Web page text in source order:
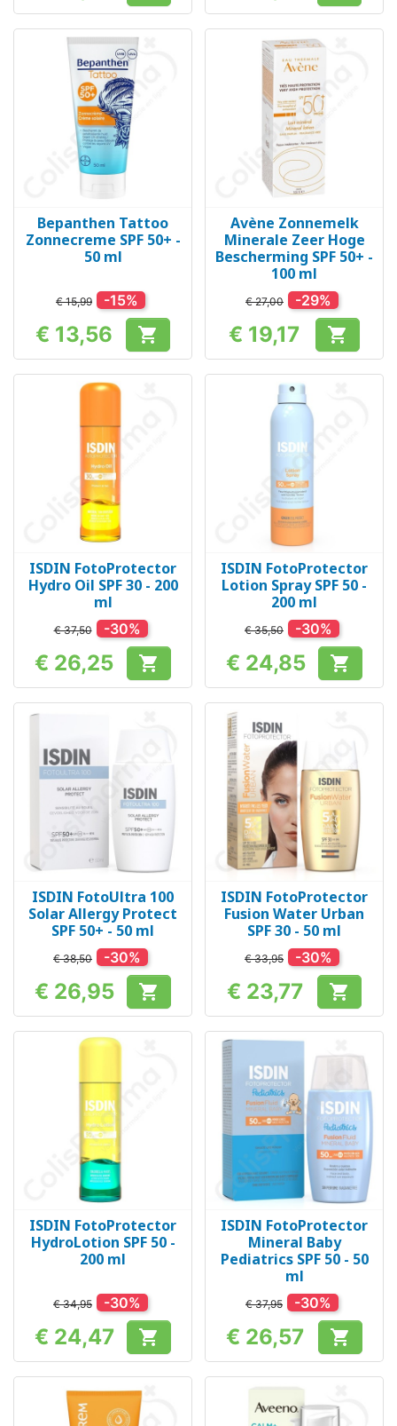
Bepanthen Tattoo
Zonnecreme SPF 50+ -
50 ml
€ 15,99 -15%
Prijs
€ 13,56 
Avène Zonnemelk
Minerale Zeer Hoge
Bescherming SPF 50+ -
100 ml
€ 27,00 -29%
Prijs
€ 19,17 
ISDIN FotoProtector
Hydro Oil SPF 30 - 200
ml
€ 37,50 -30%
Prijs
€ 26,25 
ISDIN FotoProtector
Lotion Spray SPF 50 -
200 ml
€ 35,50 -30%
Prijs
€ 24,85 
ISDIN FotoUltra 100
Solar Allergy Protect
SPF 50+ - 50 ml
€ 38,50 -30%
Prijs
€ 26,95 
ISDIN FotoProtector
Fusion Water Urban
SPF 30 - 50 ml
€ 33,95 -30%
Prijs
€ 23,77 
ISDIN FotoProtector
HydroLotion SPF 50 -
200 ml
€ 34,95 -30%
Prijs
€ 24,47 
ISDIN FotoProtector
Mineral Baby
Pediatrics SPF 50 - 50
ml
€ 37,95 -30%
Prijs
€ 26,57 